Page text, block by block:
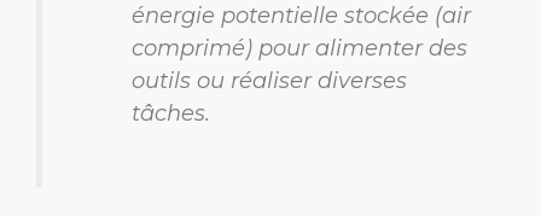
énergie potentielle stockée (air
comprimé) pour alimenter des
outils ou réaliser diverses
tâches.